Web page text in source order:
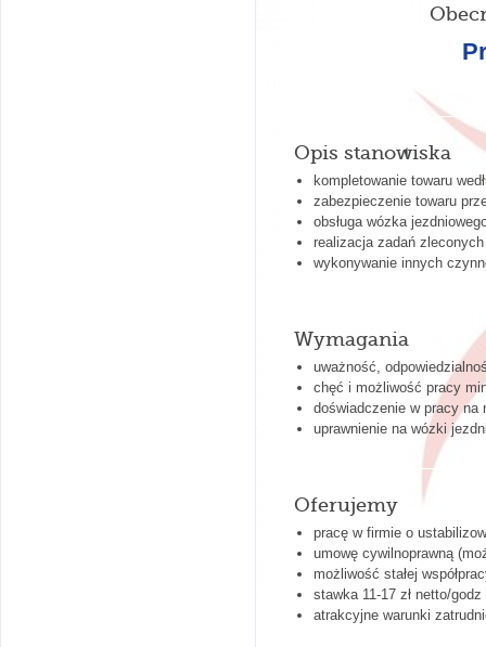
Opis stanowiska
kompletowanie towaru
zabezpieczenie towaru
obsługa wózka
realizacja zadań zleconych
wykonywanie innych
Wymagania
uważność,
chęć i możliwość pracy
doświadczenie w pracy na
uprawnienie na wózki
Oferujemy
pracę w firmie o
umowę cywilnoprawną
możliwość stałej
stawka 11-17 zł netto/
atrakcyjne warunki